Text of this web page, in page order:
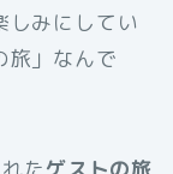
しみにしてい
旅」なんで